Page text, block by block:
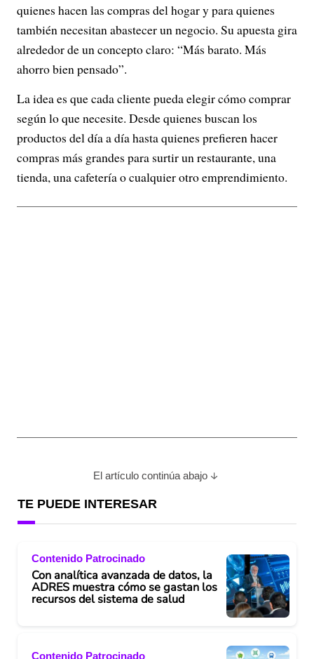
quienes hacen las compras del hogar y para quienes
también necesitan abastecer un negocio. Su apuesta gira
alrededor de un concepto claro: “Más barato. Más
ahorro bien pensado”.
La idea es que cada cliente pueda elegir cómo comprar
según lo que necesite. Desde quienes buscan los
productos del día a día hasta quienes prefieren hacer
compras más grandes para surtir un restaurante, una
tienda, una cafetería o cualquier otro emprendimiento.
El artículo continúa abajo
TE PUEDE INTERESAR
Contenido Patrocinado
Con analítica avanzada de datos, la
ADRES muestra cómo se gastan los
recursos del sistema de salud
Contenido Patrocinado